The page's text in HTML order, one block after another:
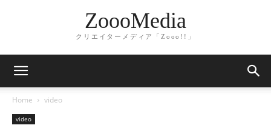
ZoooMedia
クリエイターメディア「Zooo!!」
Home video
video